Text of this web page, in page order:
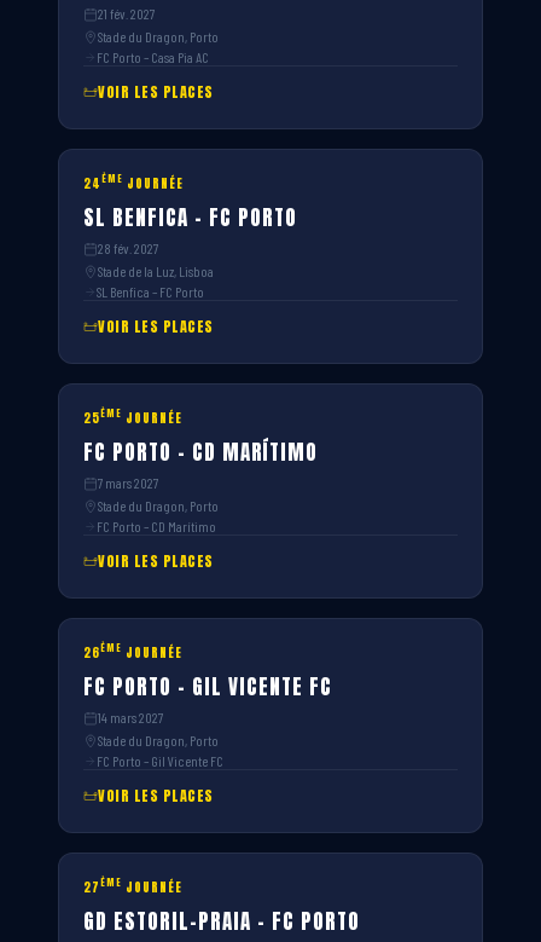
21 fév. 2027
Stade du Dragon, Porto
FC Porto – Casa Pia AC
VOIR LES PLACES
24ÈME JOURNÉE
SL BENFICA – FC PORTO
28 fév. 2027
Stade de la Luz, Lisboa
SL Benfica – FC Porto
VOIR LES PLACES
25ÈME JOURNÉE
FC PORTO – CD MARÍTIMO
7 mars 2027
Stade du Dragon, Porto
FC Porto – CD Marítimo
VOIR LES PLACES
26ÈME JOURNÉE
FC PORTO – GIL VICENTE FC
14 mars 2027
Stade du Dragon, Porto
FC Porto – Gil Vicente FC
VOIR LES PLACES
27ÈME JOURNÉE
GD ESTORIL-PRAIA – FC PORTO